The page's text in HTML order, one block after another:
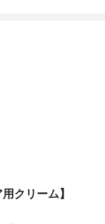
リシンＮａ、カプ
チルヘキシルグリセ
、水酸化Ｋ、クエン
り】水、ステアリ
ジオール、ベヘニル
ングリコール、ホホ
/ラウロイル）ラク
酸トリエチル、エン
リルオリゴ糖Ｃａ、
ッソシド、アルガ
ミチン酸エチルヘ
クリーム】